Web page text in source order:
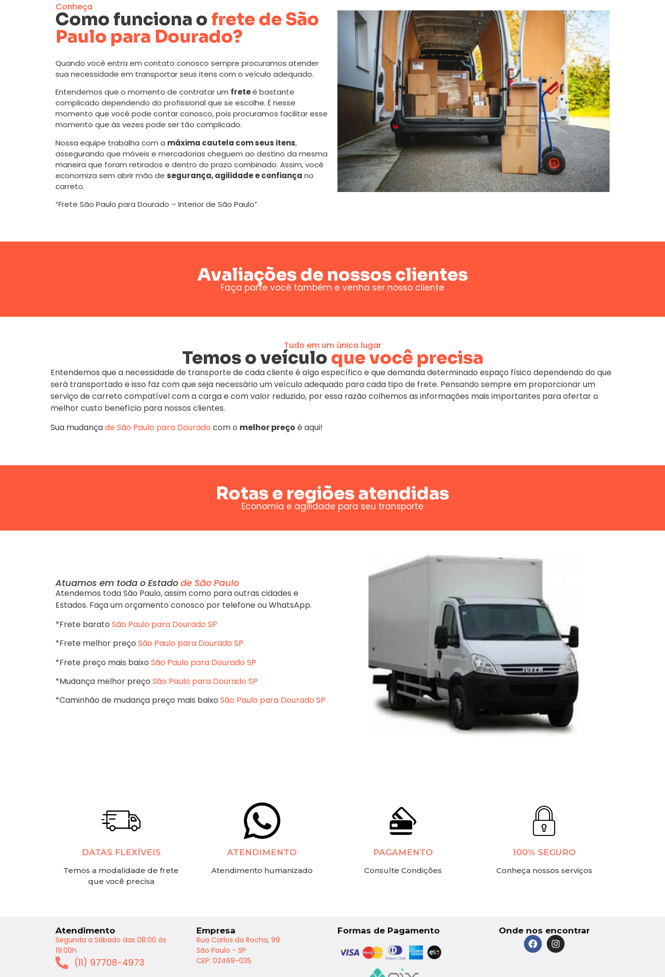
Conheça
Como funciona o frete de São
Paulo para Dourado?
Quando você entra em contato conosco sempre procuramos atender
sua necessidade em transportar seus itens com o veículo adequado.
Entendemos que o momento de contratar um freteé bastante
complicado dependendo do profissional que se escolhe. É nesse
momento que você pode contar conosco, pois procuramos facilitar esse
momento que às vezes pode ser tão complicado.
Nossa equipe trabalha com a máxima cautela com seus itens,
assegurando que móveis e mercadorias cheguem ao destino da mesma
maneira que foram retirados e dentro do prazo combinado. Assim, você
economiza sem abrir mão de segurança, agilidade e confiança no
carreto.
“Frete São Paulo para Dourado – Interior de São Paulo”
Avaliações de nossos clientes
Faça parte você também e venha ser nosso cliente
Tudo em um único lugar
Temos o veículo que você precisa
Entendemos que a necessidade de transporte de cada cliente é algo específico e que demanda determinado espaço físico dependendo do que
será transportado e isso faz com que seja necessário um veículo adequado para cada tipo de frete. Pensando sempre em proporcionar um
serviço de carreto compatível com a carga e com valor reduzido, por essa razão colhemos as informações mais importantes para ofertar o
melhor custo benefício para nossos clientes.
Sua mudançade São Paulo para Dourado com o melhor preço é aqui!
Rotas e regiões atendidas
Economia e agilidade para seu transporte
Atuamos em toda o Estado de São Paulo
Atendemos toda São Paulo, assim como para outras cidades e
Estados. Faça um orçamento conosco por telefone ou WhatsApp.
*Frete barato São Paulo para Dourado SP
*Frete melhor preço São Paulo para Dourado SP
*Frete preço mais baixo São Paulo para Dourado SP
*Mudança melhor preço São Paulo para Dourado SP
*Caminhão de mudança preço mais baixo São Paulo para Dourado SP
DATAS FLEXÍVEIS
Temos a modalidade de frete
que você precisa
ATENDIMENTO
Atendimento humanizado
PAGAMENTO
Consulte Condições
100% SEGURO
Conheça nossos serviços
Atendimento
Segunda a Sábado das 08:00 às
19:00h
(11) 97708-4973
Empresa
Rua Carlos da Rocha, 99
São Paulo - SP
CEP: 02469-035
Formas de Pagamento Onde nos encontrar